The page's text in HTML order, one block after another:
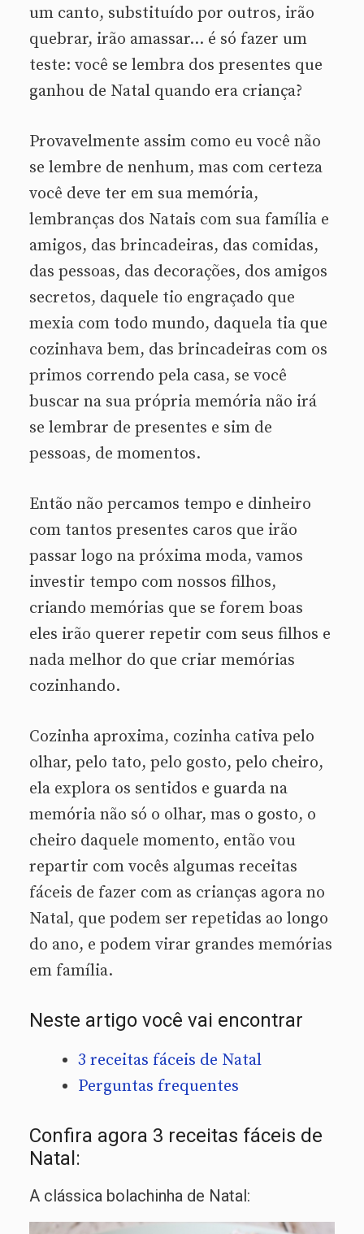
um canto, substituído por outros, irão
quebrar, irão amassar… é só fazer um
teste: você se lembra dos presentes que
ganhou de Natal quando era criança?
Provavelmente assim como eu você não
se lembre de nenhum, mas com certeza
você deve ter em sua memória,
lembranças dos Natais com sua família e
amigos, das brincadeiras, das comidas,
das pessoas, das decorações, dos amigos
secretos, daquele tio engraçado que
mexia com todo mundo, daquela tia que
cozinhava bem, das brincadeiras com os
primos correndo pela casa, se você
buscar na sua própria memória não irá
se lembrar de presentes e sim de
pessoas, de momentos.
Então não percamos tempo e dinheiro
com tantos presentes caros que irão
passar logo na próxima moda, vamos
investir tempo com nossos filhos,
criando memórias que se forem boas
eles irão querer repetir com seus filhos e
nada melhor do que criar memórias
cozinhando.
Cozinha aproxima, cozinha cativa pelo
olhar, pelo tato, pelo gosto, pelo cheiro,
ela explora os sentidos e guarda na
memória não só o olhar, mas o gosto, o
cheiro daquele momento, então vou
repartir com vocês algumas receitas
fáceis de fazer com as crianças agora no
Natal, que podem ser repetidas ao longo
do ano, e podem virar grandes memórias
em família.
Neste artigo você vai encontrar
3 receitas fáceis de Natal
Perguntas frequentes
Confira agora 3 receitas fáceis de
Natal:
A clássica bolachinha de Natal: